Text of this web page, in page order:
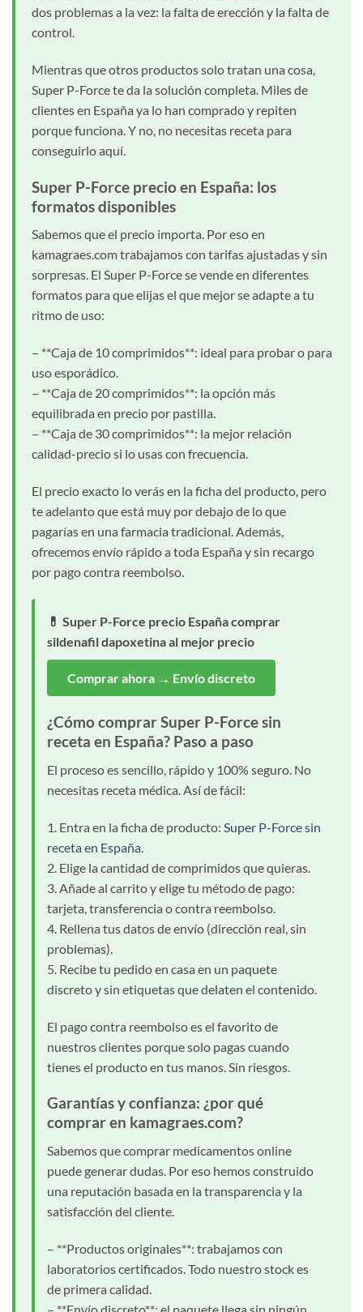
dos problemas a la vez: la falta de erección y la falta de
control.
Mientras que otros productos solo tratan una cosa,
Super P-Force te da la solución completa. Miles de
clientes en España ya lo han comprado y repiten
porque funciona. Y no, no necesitas receta para
conseguirlo aquí.
Super P-Force precio en España: los
formatos disponibles
Sabemos que el precio importa. Por eso en
kamagraes.com trabajamos con tarifas ajustadas y sin
sorpresas. El Super P-Force se vende en diferentes
formatos para que elijas el que mejor se adapte a tu
ritmo de uso:
– **Caja de 10 comprimidos**: ideal para probar o para
uso esporádico.
– **Caja de 20 comprimidos**: la opción más
equilibrada en precio por pastilla.
– **Caja de 30 comprimidos**: la mejor relación
calidad-precio si lo usas con frecuencia.
El precio exacto lo verás en la ficha del producto, pero
te adelanto que está muy por debajo de lo que
pagarías en una farmacia tradicional. Además,
ofrecemos envío rápido a toda España y sin recargo
por pago contra reembolso.
💊 Super P-Force precio España comprar
sildenafil dapoxetina al mejor precio
Comprar ahora → Envío discreto
¿Cómo comprar Super P-Force sin
receta en España? Paso a paso
El proceso es sencillo, rápido y 100% seguro. No
necesitas receta médica. Así de fácil:
1. Entra en la ficha de producto: Super P-Force sin
receta en España
2. Elige la cantidad de comprimidos que quieras.
3. Añade al carrito y elige tu método de pago:
tarjeta, transferencia o contra reembolso.
4. Rellena tus datos de envío (dirección real, sin
problemas).
5. Recibe tu pedido en casa en un paquete
discreto y sin etiquetas que delaten el contenido.
El pago contra reembolso es el favorito de
nuestros clientes porque solo pagas cuando
tienes el producto en tus manos. Sin riesgos.
Garantías y confianza: ¿por qué
comprar en kamagraes.com?
Sabemos que comprar medicamentos online
puede generar dudas. Por eso hemos construido
una reputación basada en la transparencia y la
satisfacción del cliente.
– **Productos originales**: trabajamos con
laboratorios certificados. Todo nuestro stock es
de primera calidad.